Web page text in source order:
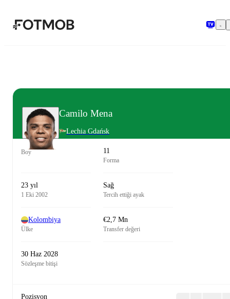
Camilo Mena
Lechia Gdańsk
Boy 11
Forma
23 yıl
1 Eki 2002
Sağ
Tercih ettiği ayak
Kolombiya
Ülke
€2,7 Mn
Transfer değeri
30 Haz 2028
Sözleşme bitişi
Pozisyon